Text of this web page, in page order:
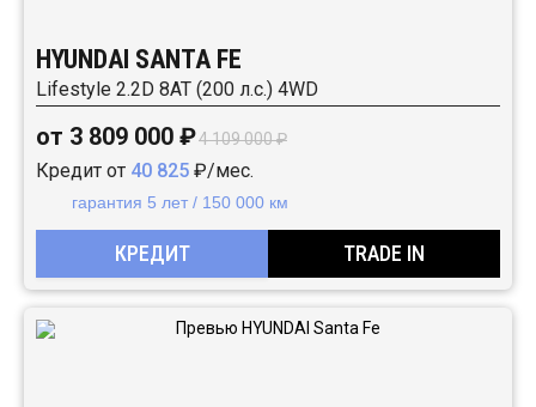
HYUNDAI SANTA FE
Lifestyle 2.2D 8АТ (200 л.с.) 4WD
от 3 809 000 ₽4 109 000 ₽
Кредит от 40 825 ₽/мес.
гарантия 5 лет / 150 000 км
КРЕДИТ TRADE IN